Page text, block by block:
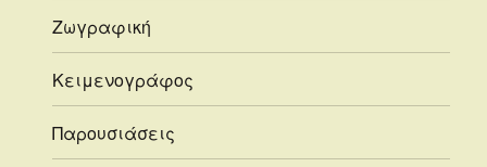
Ζωγραφική
Κειμενογράφος
Παρουσιάσεις